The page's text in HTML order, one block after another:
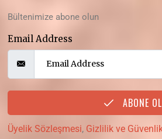
Bültenimize abone olun
Email Address
ABONE OL
Üyelik Sözleşmesi, Gizlilik ve